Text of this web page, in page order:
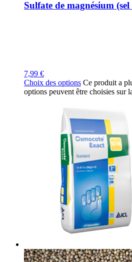
Sulfate de magnésium
7,99 €
Choix des options Ce produit a
options peuvent être choisies sur